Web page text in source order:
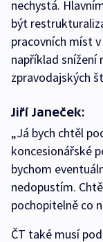
nechystá.
být
pracovních míst
například snížení
zpravodajských
Jiří Janeček:
„Já bych chtěl
koncesionářské
bychom
nedopustím.
pochopitelně co
ČT také musí